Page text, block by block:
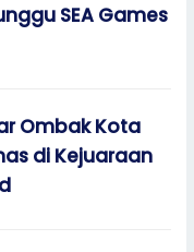
SEA Games
Ombak Kota
di Kejuaraan